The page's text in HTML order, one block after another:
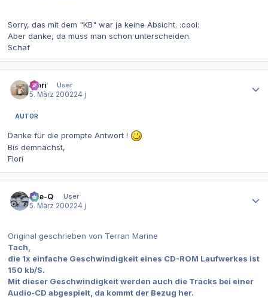
Sorry, das mit dem "KB" war ja keine Absicht. :cool:
Aber danke, da muss man schon unterscheiden.
Schaf
Flori
User
5. März 200224 j
AUTOR
Danke für die prompte Antwort !
Bis demnächst,
Flori
Eye-Q
User
5. März 200224 j
Original geschrieben von Terran Marine
Tach,
die 1x einfache Geschwindigkeit eines CD-ROM Laufwerkes ist
150 kb/S.
Mit dieser Geschwindigkeit werden auch die Tracks bei einer
Audio-CD abgespielt, da kommt der Bezug her.